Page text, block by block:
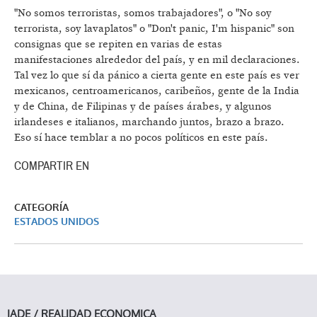
"No somos terroristas, somos trabajadores", o "No soy
terrorista, soy lavaplatos" o "Don't panic, I'm hispanic" son
consignas que se repiten en varias de estas
manifestaciones alrededor del país, y en mil declaraciones.
Tal vez lo que sí da pánico a cierta gente en este país es ver
mexicanos, centroamericanos, caribeños, gente de la India
y de China, de Filipinas y de países árabes, y algunos
irlandeses e italianos, marchando juntos, brazo a brazo.
Eso sí hace temblar a no pocos políticos en este país.
COMPARTIR EN
CATEGORÍA
ESTADOS UNIDOS
IADE / REALIDAD ECONOMICA